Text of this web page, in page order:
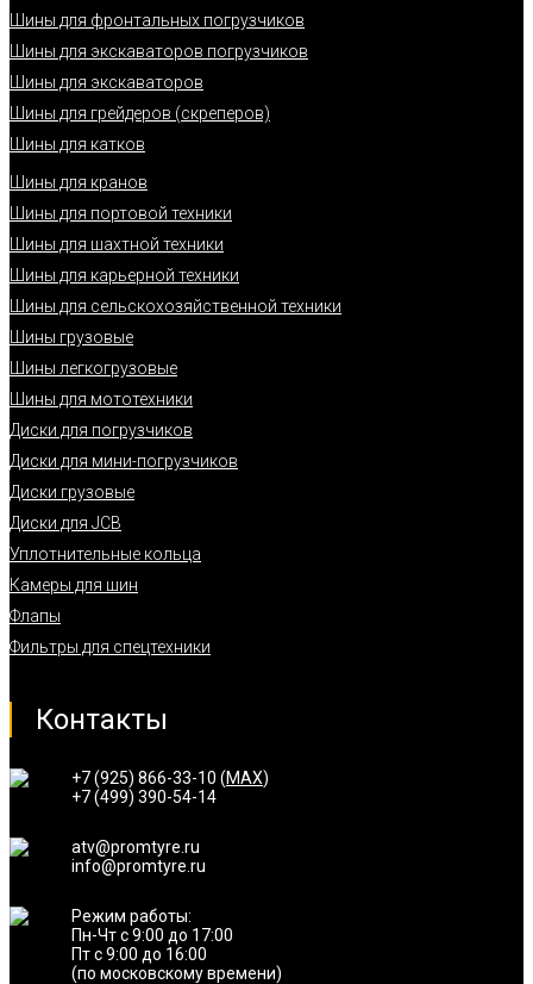
Шины для фронтальных погрузчиков
Шины для экскаваторов погрузчиков
Шины для экскаваторов
Шины для грейдеров (скреперов)
Шины для катков
Шины для кранов
Шины для портовой техники
Шины для шахтной техники
Шины для карьерной техники
Шины для сельскохозяйственной техники
Шины грузовые
Шины легкогрузовые
Шины для мототехники
Диски для погрузчиков
Диски для мини-погрузчиков
Диски грузовые
Диски для JCB
Уплотнительные кольца
Камеры для шин
Флапы
Фильтры для спецтехники
Контакты
+7 (925) 866-33-10 (MAX)
+7 (499) 390-54-14
atv@promtyre.ru
info@promtyre.ru
Режим работы:
Пн-Чт с 9:00 до 17:00
Пт с 9:00 до 16:00
(по московскому времени)